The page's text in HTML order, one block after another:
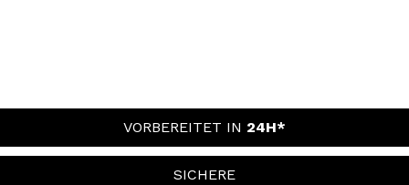
VORBEREITET IN 24H*
SICHERE